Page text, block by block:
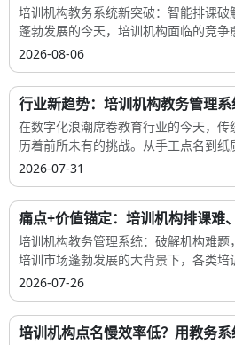
培训机构教务系统新突破：智能排课
蓬勃发展的今天，培训机构面临的竞争
2026-08-06
行业新趋势：培训机构教务管理
在数字化浪潮席卷教育行业的今天，
历着前所未有的挑战。从手工点名到纸
2026-07-31
痛点+价值锚定：培训机构排课难
培训机构教务管理系统：破解机构难
培训市场蓬勃发展的大背景下，各类培
2026-07-26
培训机构点名慢效率低？用教务